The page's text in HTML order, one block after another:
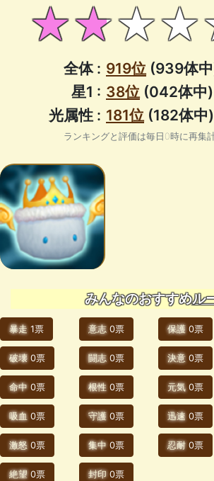
ランキングと評価は毎日0時に再集
全体 : 919位 (939体
星1 : 38位 (042体中)
光属性 : 181位 (182体中)
みんなのおすすめル
暴走 1票 意志 0票 保護 0票
破壊 0票 闘志 0票 決意 0票
命中 0票 根性 0票 元気 0票
吸血 0票 守護 0票 迅速 0票
激怒 0票 集中 0票 忍耐 0票
絶望 0票 封印 0票